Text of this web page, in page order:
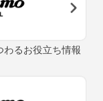
わるお役立ち情報